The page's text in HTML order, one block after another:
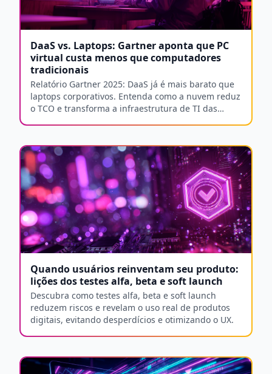
DaaS vs. Laptops: Gartner aponta que PC
virtual custa menos que computadores
tradicionais
Relatório Gartner 2025: DaaS já é mais barato que
laptops corporativos. Entenda como a nuvem reduz
o TCO e transforma a infraestrutura de TI das
Quando usuários reinventam seu produto:
lições dos testes alfa, beta e soft launch
Descubra como testes alfa, beta e soft launch
reduzem riscos e revelam o uso real de produtos
digitais, evitando desperdícios e otimizando o UX.